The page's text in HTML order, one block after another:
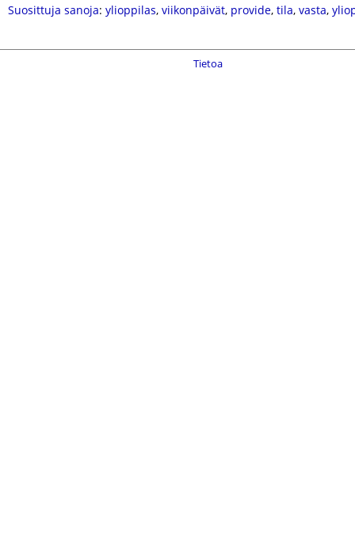
Suosittuja sanoja: ylioppilas, viikonpäivät, provide, tila, vasta,
Tietoa